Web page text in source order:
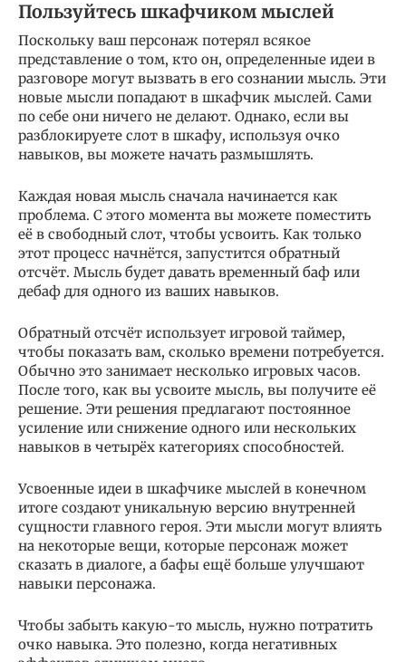
Пользуйтесь шкафчиком мыслей
Поскольку ваш персонаж потерял всякое
представление о том, кто он, определенные идеи в
разговоре могут вызвать в его сознании мысль. Эти
новые мысли попадают в шкафчик мыслей. Сами
по себе они ничего не делают. Однако, если вы
разблокируете слот в шкафу, используя очко
навыков, вы можете начать размышлять.
Каждая новая мысль сначала начинается как
проблема. С этого момента вы можете поместить
её в свободный слот, чтобы усвоить. Как только
этот процесс начнётся, запустится обратный
отсчёт. Мысль будет давать временный баф или
дебаф для одного из ваших навыков.
Обратный отсчёт использует игровой таймер,
чтобы показать вам, сколько времени потребуется.
Обычно это занимает несколько игровых часов.
После того, как вы усвоите мысль, вы получите её
решение. Эти решения предлагают постоянное
усиление или снижение одного или нескольких
навыков в четырёх категориях способностей.
Усвоенные идеи в шкафчике мыслей в конечном
итоге создают уникальную версию внутренней
сущности главного героя. Эти мысли могут влиять
на некоторые вещи, которые персонаж может
сказать в диалоге, а бафы ещё больше улучшают
навыки персонажа.
Чтобы забыть какую-то мысль, нужно потратить
очко навыка. Это полезно, когда негативных